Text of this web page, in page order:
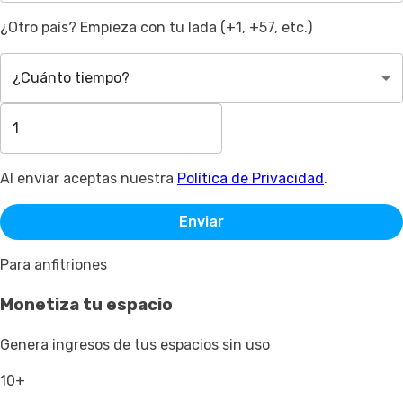
¿Otro país? Empieza con tu lada (+1, +57, etc.)
¿Cuánto tiempo?
Al enviar aceptas nuestra Política de Privacidad.
Enviar
Para anfitriones
Monetiza tu espacio
Genera ingresos de tus espacios sin uso
10+